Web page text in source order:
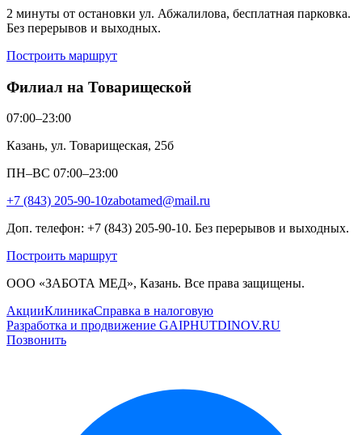
2 минуты от остановки ул. Абжалилова, бесплатная парковка.
Без перерывов и выходных.
Построить маршрут
Филиал на Товарищеской
07:00–23:00
Казань, ул. Товарищеская, 25б
ПН–ВС 07:00–23:00
+7 (843) 205-90-10zabotamed@mail.ru
Доп. телефон: +7 (843) 205-90-10. Без перерывов и выходных.
Построить маршрут
ООО «ЗАБОТА МЕД», Казань. Все права защищены.
АкцииКлиникаСправка в налоговую
Разработка и продвижение GAIPHUTDINOV.RU
Позвонить